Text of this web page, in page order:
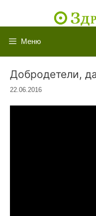
Меню
Добродетели,
22.06.2016